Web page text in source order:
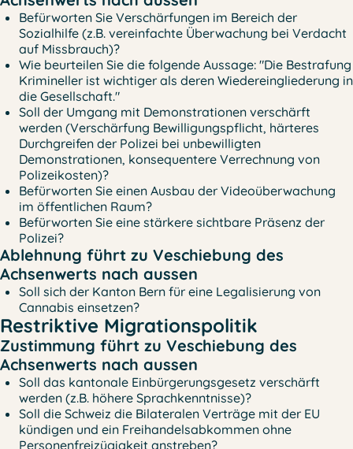
Befürworten Sie Verschärfungen im Bereich der
Sozialhilfe (z.B. vereinfachte Überwachung bei Verdacht
auf Missbrauch)?
Wie beurteilen Sie die folgende Aussage: "Die Bestrafung
Krimineller ist wichtiger als deren Wiedereingliederung in
die Gesellschaft."
Soll der Umgang mit Demonstrationen verschärft
werden (Verschärfung Bewilligungspflicht, härteres
Durchgreifen der Polizei bei unbewilligten
Demonstrationen, konsequentere Verrechnung von
Polizeikosten)?
Befürworten Sie einen Ausbau der Videoüberwachung
im öffentlichen Raum?
Befürworten Sie eine stärkere sichtbare Präsenz der
Polizei?
Ablehnung führt zu Veschiebung des
Achsenwerts nach aussen
Soll sich der Kanton Bern für eine Legalisierung von
Cannabis einsetzen?
Restriktive Migrationspolitik
Zustimmung führt zu Veschiebung des
Achsenwerts nach aussen
Soll das kantonale Einbürgerungsgesetz verschärft
werden (z.B. höhere Sprachkenntnisse)?
Soll die Schweiz die Bilateralen Verträge mit der EU
kündigen und ein Freihandelsabkommen ohne
Personenfreizügigkeit anstreben?